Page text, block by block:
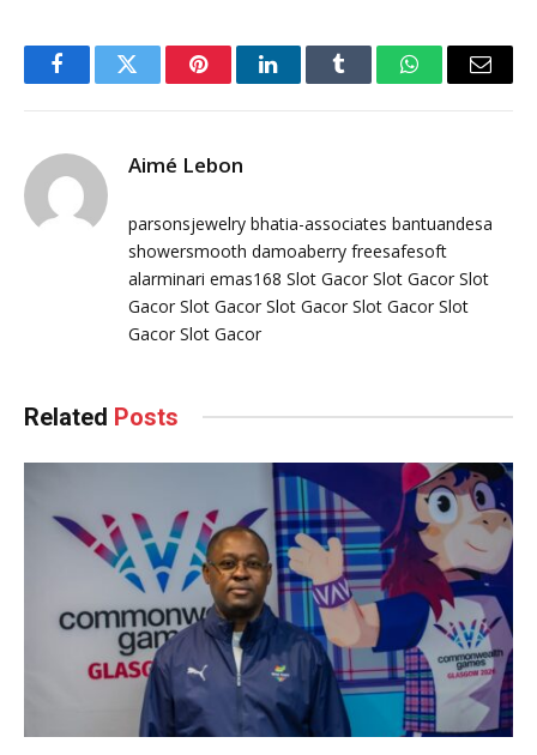
FacebookTwitter PinterestLinkedInTumblr WhatsAppEmail
Aimé Lebon
parsonsjewelry bhatia-associates bantuandesa
showersmooth damoaberry freesafesoft
alarminari emas168 Slot Gacor Slot Gacor Slot
Gacor Slot Gacor Slot Gacor Slot Gacor Slot
Gacor Slot Gacor
Related Posts